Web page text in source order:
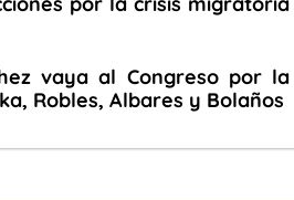
vaya al Congreso por la
Robles, Albares y Bolaños